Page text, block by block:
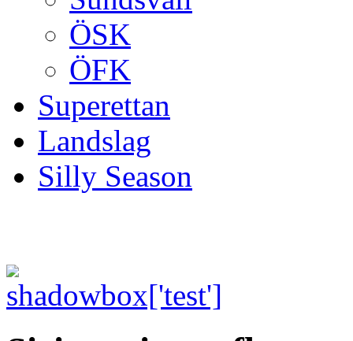
ÖSK
ÖFK
Superettan
Landslag
Silly Season